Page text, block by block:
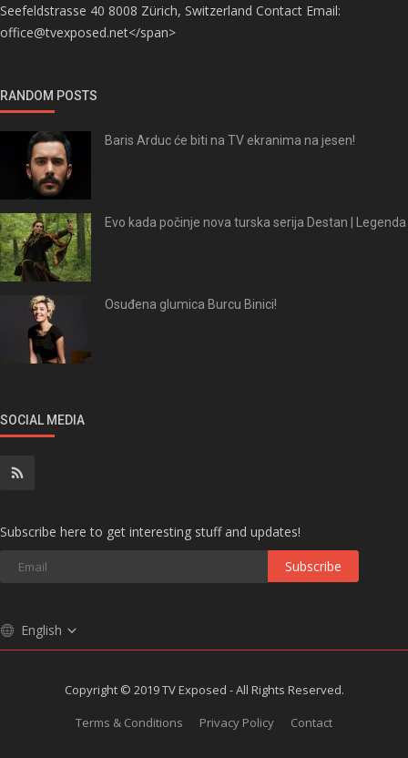
Seefeldstrasse 40 8008 Zürich, Switzerland Contact Email:
office@tvexposed.net</span>
RANDOM POSTS
Baris Arduc će biti na TV ekranima na jesen!
Evo kada počinje nova turska serija Destan | Legenda
Osuđena glumica Burcu Binici!
SOCIAL MEDIA
Subscribe here to get interesting stuff and updates!
Subscribe
English
Copyright © 2019 TV Exposed - All Rights Reserved.
Terms & Conditions
Privacy Policy Contact